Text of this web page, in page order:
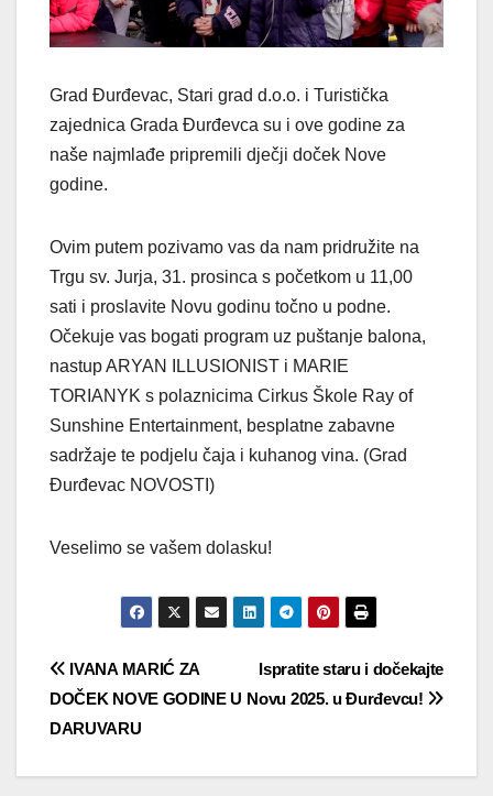
Grad Đurđevac, Stari grad d.o.o. i Turistička
zajednica Grada Đurđevca su i ove godine za
naše najmlađe pripremili dječji doček Nove
godine.
Ovim putem pozivamo vas da nam pridružite na
Trgu sv. Jurja, 31. prosinca s početkom u 11,00
sati i proslavite Novu godinu točno u podne.
Očekuje vas bogati program uz puštanje balona,
nastup ARYAN ILLUSIONIST i MARIE
TORIANYK s polaznicima Cirkus Škole Ray of
Sunshine Entertainment, besplatne zabavne
sadržaje te podjelu čaja i kuhanog vina. (Grad
Đurđevac NOVOSTI)
Veselimo se vašem dolasku!
Navigacija
objava
Ispratite staru i dočekajte
Novu 2025. u Đurđevcu!
IVANA MARIĆ ZA
DOČEK NOVE GODINE U
DARUVARU